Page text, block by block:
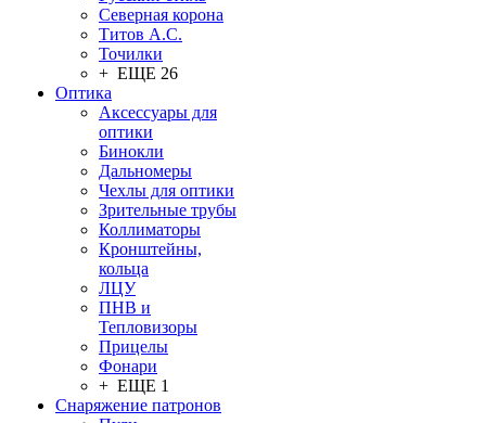
Северная корона
Титов А.С.
Точилки
+ ЕЩЕ 26
Оптика
Аксессуары для
оптики
Бинокли
Дальномеры
Чехлы для оптики
Зрительные трубы
Коллиматоры
Кронштейны,
кольца
ЛЦУ
ПНВ и
Тепловизоры
Прицелы
Фонари
+ ЕЩЕ 1
Снаряжение патронов